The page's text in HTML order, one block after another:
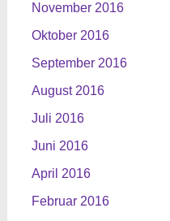
November 2016
Oktober 2016
September 2016
August 2016
Juli 2016
Juni 2016
April 2016
Februar 2016